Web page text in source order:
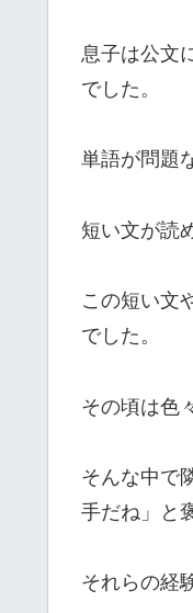
息子は公文
でした。
単語が問題
短い文が読
この短い文
でした。
その頃は色
そんな中で
手だね」と
それらの経